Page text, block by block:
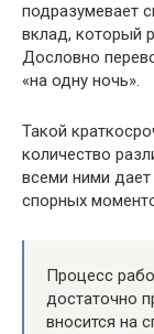
подразумевает
вклад, который
Дословно
«на одну ночь».
Такой
количество
всеми ними
спорных
Процесс
достаточно
вносится на